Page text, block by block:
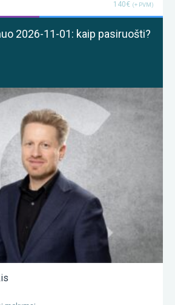
140€ (+ PVM)
2026-11-01: kaip pasiruošti?